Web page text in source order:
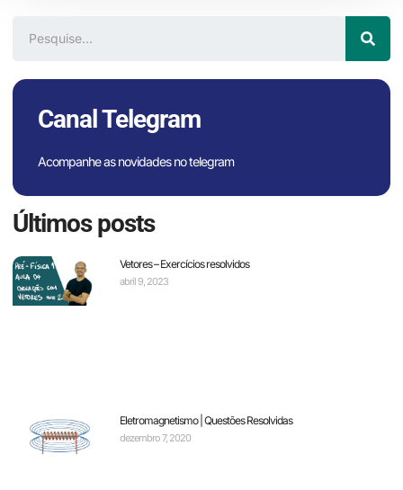
Canal Telegram
Acompanhe as novidades no telegram
Últimos posts
Vetores – Exercícios resolvidos
abril 9, 2023
Eletromagnetismo | Questões Resolvidas
dezembro 7, 2020